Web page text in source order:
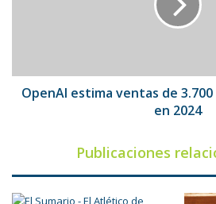
en
2024
OpenAI estima ventas de
en 2024
Publicaciones